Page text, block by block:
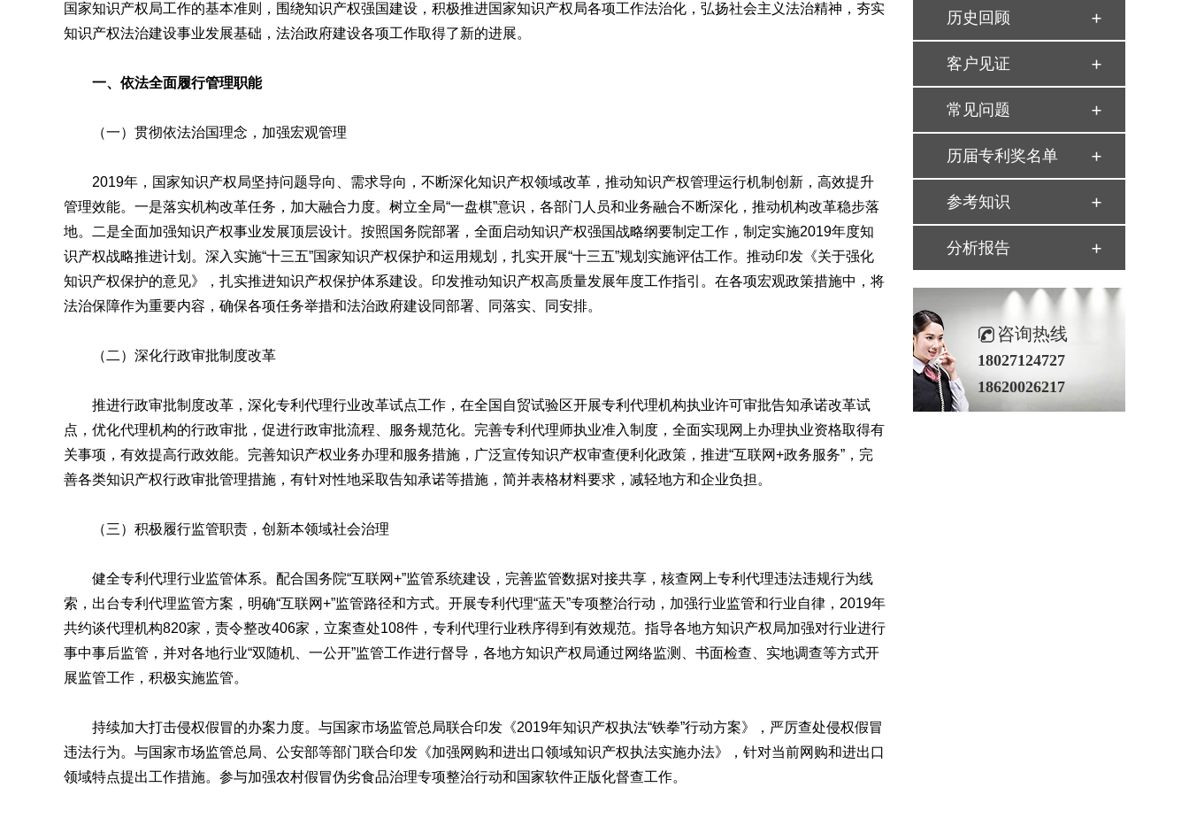
国家知识产权局工作的基本准则，围绕知识产权强国建设，积极推进国家知识产权局各项工作法治化，弘扬社会主义法治精神，夯实
知识产权法治建设事业发展基础，法治政府建设各项工作取得了新的进展。
一、依法全面履行管理职能
（一）贯彻依法治国理念，加强宏观管理
2019年，国家知识产权局坚持问题导向、需求导向，不断深化知识产权领域改革，推动知识产权管理运行机制创新，高效提升
管理效能。一是落实机构改革任务，加大融合力度。树立全局“一盘棋”意识，各部门人员和业务融合不断深化，推动机构改革稳步落
地。二是全面加强知识产权事业发展顶层设计。按照国务院部署，全面启动知识产权强国战略纲要制定工作，制定实施2019年度知
识产权战略推进计划。深入实施“十三五”国家知识产权保护和运用规划，扎实开展“十三五”规划实施评估工作。推动印发《关于强化
知识产权保护的意见》，扎实推进知识产权保护体系建设。印发推动知识产权高质量发展年度工作指引。在各项宏观政策措施中，将
法治保障作为重要内容，确保各项任务举措和法治政府建设同部署、同落实、同安排。
（二）深化行政审批制度改革
推进行政审批制度改革，深化专利代理行业改革试点工作，在全国自贸试验区开展专利代理机构执业许可审批告知承诺改革试
点，优化代理机构的行政审批，促进行政审批流程、服务规范化。完善专利代理师执业准入制度，全面实现网上办理执业资格取得有
关事项，有效提高行政效能。完善知识产权业务办理和服务措施，广泛宣传知识产权审查便利化政策，推进“互联网+政务服务”，完
善各类知识产权行政审批管理措施，有针对性地采取告知承诺等措施，简并表格材料要求，减轻地方和企业负担。
（三）积极履行监管职责，创新本领域社会治理
健全专利代理行业监管体系。配合国务院“互联网+”监管系统建设，完善监管数据对接共享，核查网上专利代理违法违规行为线
索，出台专利代理监管方案，明确“互联网+”监管路径和方式。开展专利代理“蓝天”专项整治行动，加强行业监管和行业自律，2019年
共约谈代理机构820家，责令整改406家，立案查处108件，专利代理行业秩序得到有效规范。指导各地方知识产权局加强对行业进行
事中事后监管，并对各地行业“双随机、一公开”监管工作进行督导，各地方知识产权局通过网络监测、书面检查、实地调查等方式开
展监管工作，积极实施监管。
持续加大打击侵权假冒的办案力度。与国家市场监管总局联合印发《2019年知识产权执法“铁拳”行动方案》，严厉查处侵权假冒
违法行为。与国家市场监管总局、公安部等部门联合印发《加强网购和进出口领域知识产权执法实施办法》，针对当前网购和进出口
领域特点提出工作措施。参与加强农村假冒伪劣食品治理专项整治行动和国家软件正版化督查工作。
历史回顾
客户见证
常见问题
历届专利奖名单
参考知识
分析报告
咨询热线
18027124727
18620026217